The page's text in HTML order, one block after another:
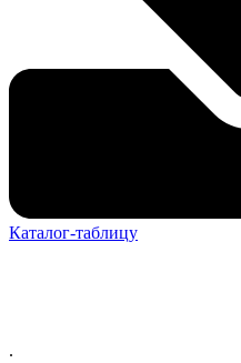
Каталог-таблицу
.